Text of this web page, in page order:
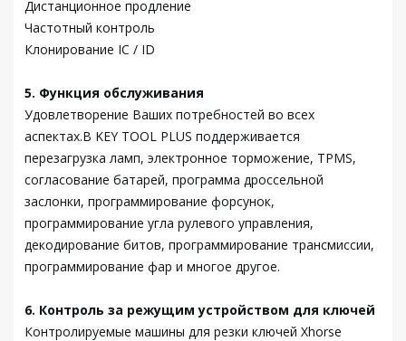
Дистанционное продление
Частотный контроль
Клонирование IC / ID
5. Функция обслуживания
Удовлетворение Ваших потребностей во всех
аспектах.В KEY TOOL PLUS поддерживается
перезагрузка ламп, электронное торможение, TPMS,
согласование батарей, программа дроссельной
заслонки, программирование форсунок,
программирование угла рулевого управления,
декодирование битов, программирование трансмиссии,
программирование фар и многое другое.
6. Контроль за режущим устройством для ключей
Контролируемые машины для резки ключей Xhorse